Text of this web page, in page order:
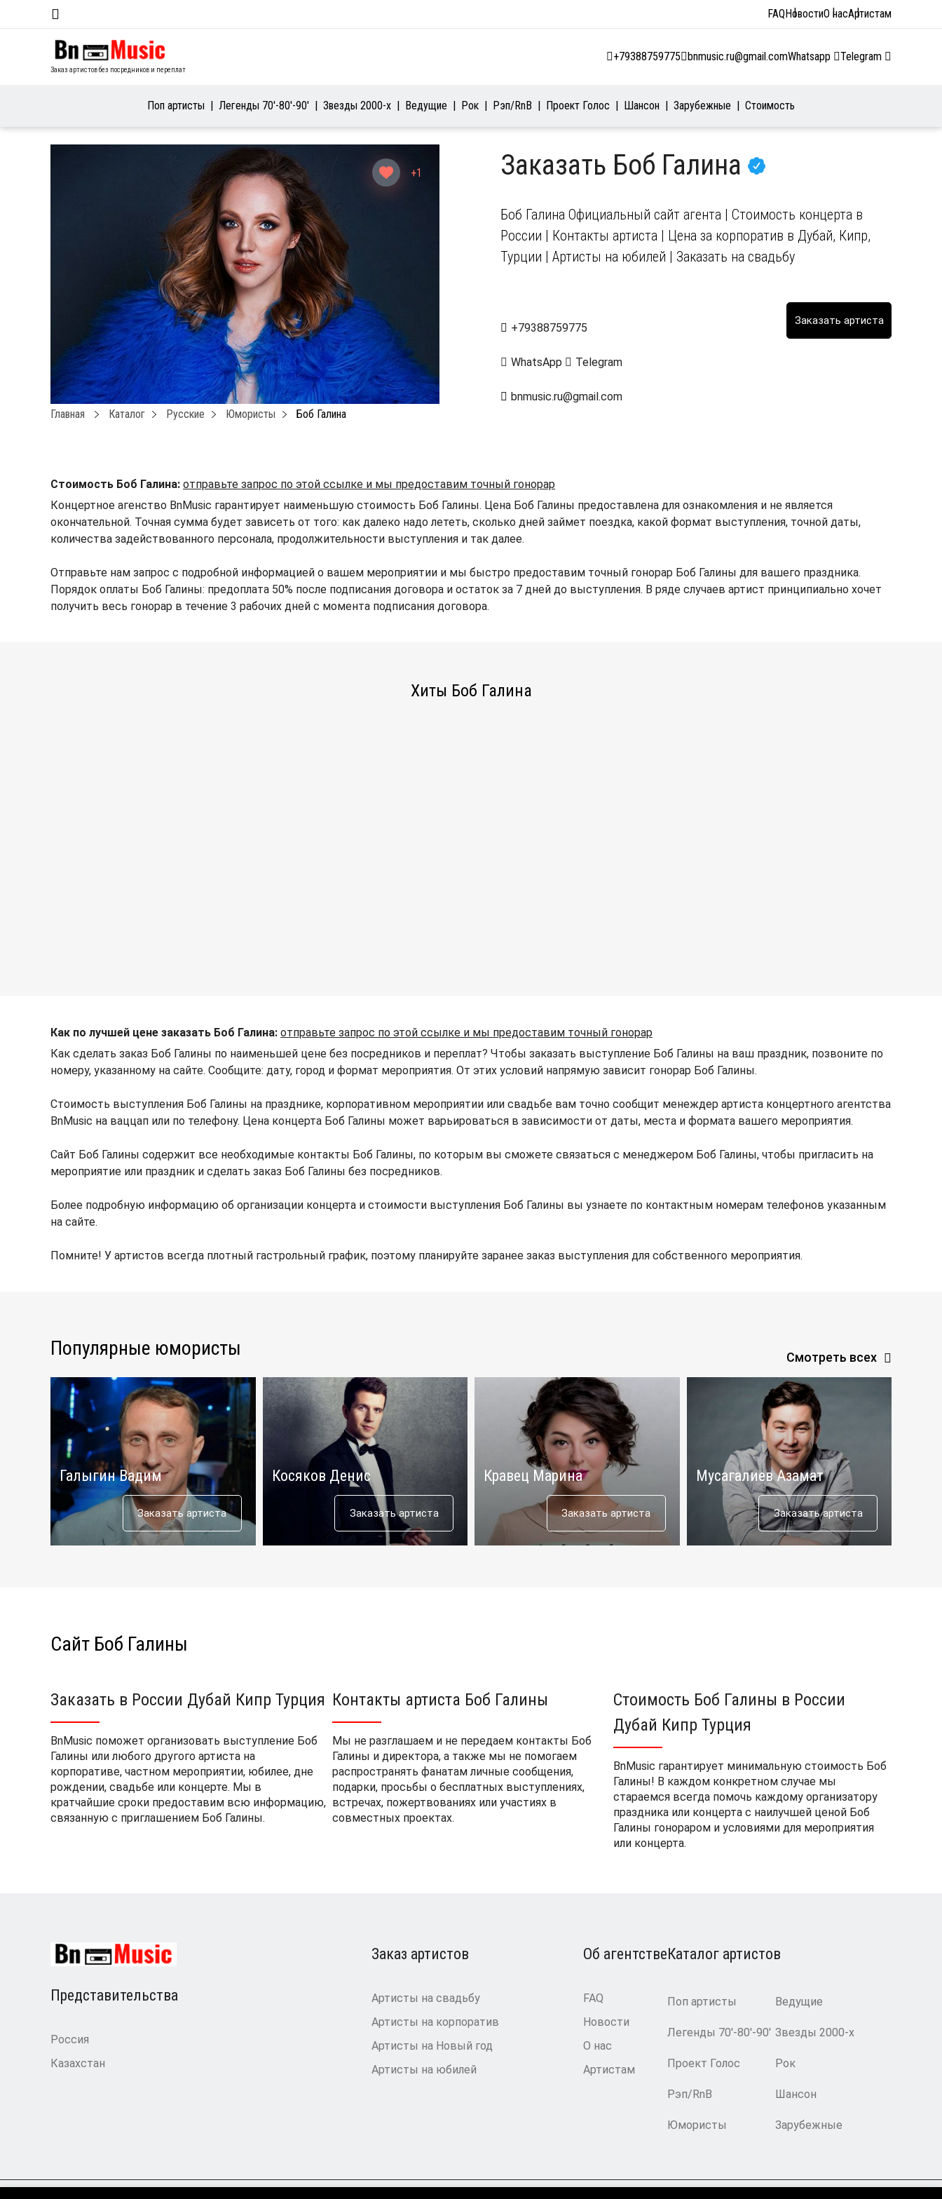
FAQНовостиО насАртистам
Заказ артистов без посредников и переплат
+79388759775 bnmusic.ru@gmail.comWhatsapp Telegram
Поп артисты Легенды 70′-80′-90′ Звезды 2000-х Ведущие Рок Рэп/RnB Проект Голос Шансон Зарубежные Стоимость
+1
Главная Каталог Русские Юмористы Боб Галина
Заказать Боб Галина
Боб Галина Официальный сайт агента | Стоимость концерта в
России | Контакты артиста | Цена за корпоратив в Дубай, Кипр,
Турции | Артисты на юбилей | Заказать на свадьбу
+79388759775
WhatsApp Telegram
bnmusic.ru@gmail.com
Стоимость Боб Галина: отправьте запрос по этой ссылке и мы предоставим точный гонорар
Концертное агенство BnMusic гарантирует наименьшую стоимость Боб Галины. Цена Боб Галины предоставлена для ознакомления и не является
окончательной. Точная сумма будет зависеть от того: как далеко надо лететь, сколько дней займет поездка, какой формат выступления, точной даты,
количества задействованного персонала, продолжительности выступления и так далее.
Отправьте нам запрос с подробной информацией о вашем мероприятии и мы быстро предоставим точный гонорар Боб Галины для вашего праздника.
Порядок оплаты Боб Галины: предоплата 50% после подписания договора и остаток за 7 дней до выступления. В ряде случаев артист принципиально хочет
получить весь гонорар в течение 3 рабочих дней с момента подписания договора.
Хиты Боб Галина
Как по лучшей цене заказать Боб Галина: отправьте запрос по этой ссылке и мы предоставим точный гонорар
Как сделать заказ Боб Галины по наименьшей цене без посредников и переплат? Чтобы заказать выступление Боб Галины на ваш праздник, позвоните по
номеру, указанному на сайте. Сообщите: дату, город и формат мероприятия. От этих условий напрямую зависит гонорар Боб Галины.
Стоимость выступления Боб Галины на празднике, корпоративном мероприятии или свадьбе вам точно сообщит менеждер артиста концертного агентства
BnMusic на ваццап или по телефону. Цена концерта Боб Галины может варьироваться в зависимости от даты, места и формата вашего мероприятия.
Сайт Боб Галины содержит все необходимые контакты Боб Галины, по которым вы сможете связаться с менеджером Боб Галины, чтобы пригласить на
мероприятие или праздник и сделать заказ Боб Галины без посредников.
Более подробную информацию об организации концерта и стоимости выступления Боб Галины вы узнаете по контактным номерам телефонов указанным
на сайте.
Помните! У артистов всегда плотный гастрольный график, поэтому планируйте заранее заказ выступления для собственного мероприятия.
Смотреть всех
Популярные юмористы
Галыгин Вадим
Заказать артиста
Косяков Денис
Заказать артиста
Кравец Марина
Заказать артиста
Мусагалиев Азамат
Заказать артиста
Сайт Боб Галины
Заказать в России Дубай Кипр Турция
BnMusic поможет организовать выступление Боб
Галины или любого другого артиста на
корпоративе, частном мероприятии, юбилее, дне
рождении, свадьбе или концерте. Мы в
кратчайшие сроки предоставим всю информацию,
связанную с приглашением Боб Галины.
Контакты артиста Боб Галины
Мы не разглашаем и не передаем контакты Боб
Галины и директора, а также мы не помогаем
распространять фанатам личные сообщения,
подарки, просьбы о бесплатных выступлениях,
встречах, пожертвованиях или участиях в
совместных проектах.
Стоимость Боб Галины в России
Дубай Кипр Турция
BnMusic гарантирует минимальную стоимость Боб
Галины! В каждом конкретном случае мы
стараемся всегда помочь каждому организатору
праздника или концерта с наилучшей ценой Боб
Галины гонораром и условиями для мероприятия
или концерта.
Представительства
Россия
Казахстан
Каталог артистов
Поп артисты Ведущие
Легенды 70′-80′-90′ Звезды 2000-х
Проект Голос Рок
Рэп/RnB Шансон
Юмористы Зарубежные
Заказ артистов
Артисты на свадьбу
Артисты на корпоратив
Артисты на Новый год
Артисты на юбилей
Об агентстве
FAQ
Новости
О нас
Артистам